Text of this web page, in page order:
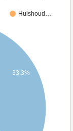
Huishoud…
33,3%